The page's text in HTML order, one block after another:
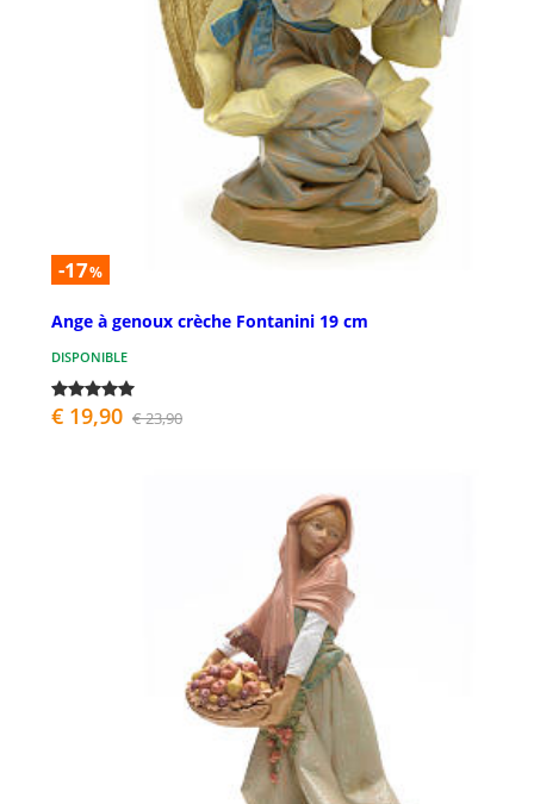
-17%
Ange à genoux crèche Fontanini 19 cm
DISPONIBLE
€ 19,90 € 23,90